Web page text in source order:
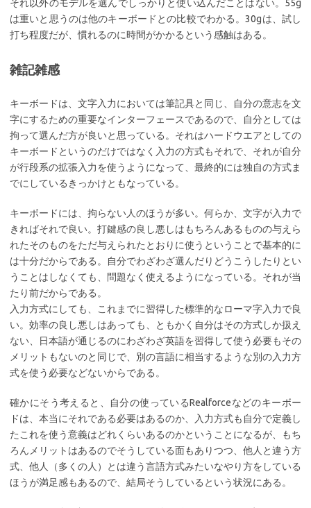
それ以外のモデルを選んでしっかりと使い込んだことはない。55g
は重いと思うのは他のキーボードとの比較でわかる。30gは、試し
打ち程度だが、慣れるのに時間がかかるという感触はある。
雑記雑感
キーボードは、文字入力においては筆記具と同じ、自分の意志を文
字にするための重要なインターフェースであるので、自分としては
拘って選んだ方が良いと思っている。それはハードウエアとしての
キーボードというのだけではなく入力の方式もそれで、それが自分
が行段系の拡張入力を使うようになって、最終的には独自の方式ま
でにしているきっかけともなっている。
キーボードには、拘らない人のほうが多い。何らか、文字が入力で
きればそれで良い。打鍵感の良し悪しはもちろんあるものの与えら
れたそのものをただ与えられたとおりに使うということで基本的に
は十分だからである。自分でわざわざ選んだりどうこうしたりとい
うことはしなくても、問題なく使えるようになっている。それが当
たり前だからである。
入力方式にしても、これまでに習得した標準的なローマ字入力で良
い。効率の良し悪しはあっても、ともかく自分はその方式しか扱え
ない、日本語が通じるのにわざわざ英語を習得して使う必要もその
メリットもないのと同じで、別の言語に相当するような別の入力方
式を使う必要などないからである。
確かにそう考えると、自分の使っているRealforceなどのキーボー
ドは、本当にそれである必要はあるのか、入力方式も自分で定義し
たこれを使う意義はどれくらいあるのかということになるが、もち
ろんメリットはあるのでそうしている面もありつつ、他人と違う方
式、他人（多くの人）とは違う言語方式みたいなやり方をしている
ほうが満足感もあるので、結局そうしているという状況にある。